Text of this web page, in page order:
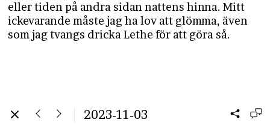
eller tiden på andra sidan nattens hinna. Mitt
ickevarande måste jag ha lov att glömma, även
som jag tvangs dricka Lethe för att göra så.
2023-11-03